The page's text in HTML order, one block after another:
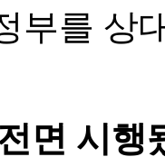
부를 상
면 시